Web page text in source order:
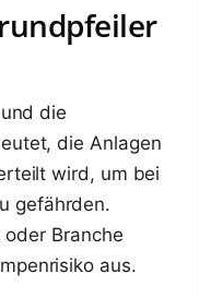
die
die Anlagen
wird, um bei
gefährden.
Branche
aus.